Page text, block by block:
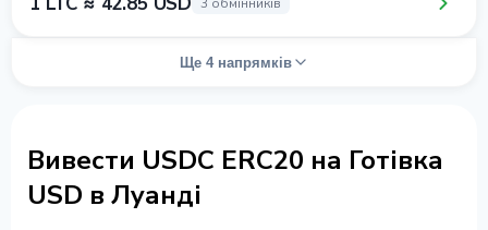
Ще 4 напрямків
Вивести USDC ERC20 на Готівка
USD в Луанді